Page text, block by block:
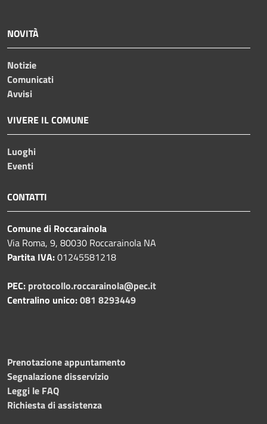
NOVITÀ
Notizie
Comunicati
Avvisi
VIVERE IL COMUNE
Luoghi
Eventi
CONTATTI
Comune di Roccarainola
Via Roma, 9, 80030 Roccarainola NA
Partita IVA:01245581218
PEC: protocollo.roccarainola@pec.it
Centralino unico:081 8293449
Prenotazione appuntamento
Segnalazione disservizio
Leggi le FAQ
Richiesta di assistenza